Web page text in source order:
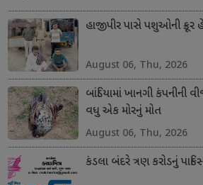
હાજીપીર પાસે પશુઓની ક્રૂર
August 06, Thu, 2026
બાંડિયામાં ખાનગી કંપનીની
વધુ એક મોરનું મોત
August 06, Thu, 2026
કંડલા બંદરે ત્રણ કરોડનું